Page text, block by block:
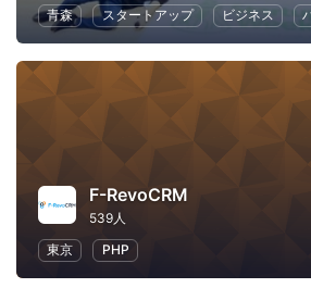
青森
スタートアップ ビジネス
F-RevoCRM
539人
東京
PHP